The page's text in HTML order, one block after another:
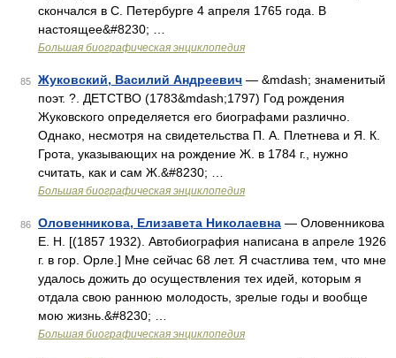
скончался в С. Петербурге 4 апреля 1765 года. В
настоящее&#8230; …
Большая биографическая энциклопедия
85 Жуковский, Василий Андреевич — &mdash; знаменитый
поэт. ?. ДЕТСТВО (1783&mdash;1797) Год рождения
Жуковского определяется его биографами различно.
Однако, несмотря на свидетельства П. А. Плетнева и Я. К.
Грота, указывающих на рождение Ж. в 1784 г., нужно
считать, как и сам Ж.&#8230; …
Большая биографическая энциклопедия
86 Оловенникова, Елизавета Николаевна — Оловенникова
Е. Н. [(1857 1932). Автобиография написана в апреле 1926
г. в гор. Орле.] Мне сейчас 68 лет. Я счастлива тем, что мне
удалось дожить до осуществления тех идей, которым я
отдала свою раннюю молодость, зрелые годы и вообще
мою жизнь.&#8230; …
Большая биографическая энциклопедия